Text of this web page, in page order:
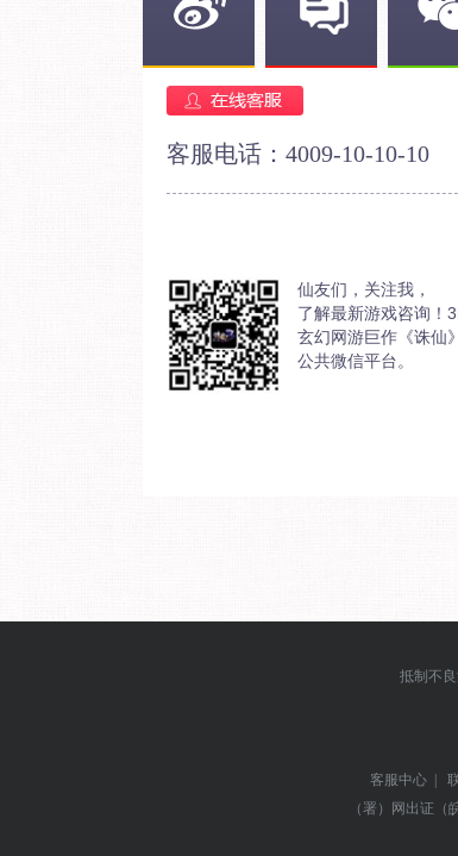
客服电话：4009-10-10-10
仙友们，关注我，
了解最新游戏咨询！
玄幻网游巨作《诛仙》
公共微信平台。
抵制不
客服中心 |
（署）网出证（